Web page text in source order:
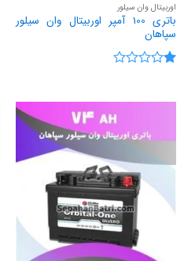
اوربیتال وان سیلور
باتری 100 آمپر اوربیتال وان سیلور
سپاهان
از